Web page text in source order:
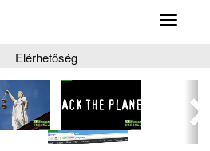
Toggle
Elérhetőség